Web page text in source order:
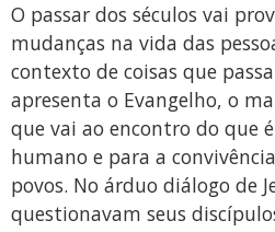
O passar dos séculos vai
mudanças na vida das
contexto de coisas que
apresenta o Evangelho, o
que vai ao encontro do que
humano e para a
povos. No árduo diálogo de
questionavam seus